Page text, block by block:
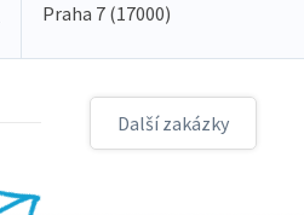
Praha 7 (17000)
Další zakázky